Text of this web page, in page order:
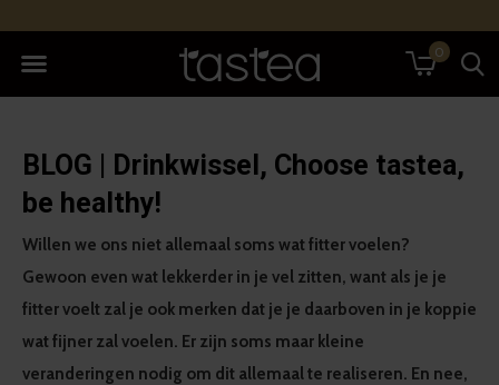
0
BLOG | Drinkwissel, Choose tastea,
be healthy!
Willen we ons niet allemaal soms wat fitter voelen?
Gewoon even wat lekkerder in je vel zitten, want als je je
fitter voelt zal je ook merken dat je je daarboven in je koppie
wat fijner zal voelen. Er zijn soms maar kleine
veranderingen nodig om dit allemaal te realiseren. En nee,